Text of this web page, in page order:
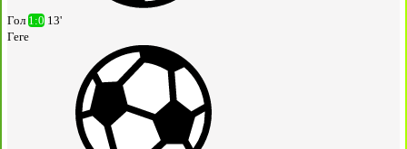
Гол 1:0 13'
Геге